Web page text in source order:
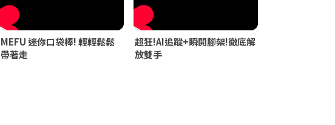
MEFU 迷你口袋棒! 輕輕鬆鬆
帶著走
超狂!AI追蹤+瞬開腳架!徹底解
放雙手